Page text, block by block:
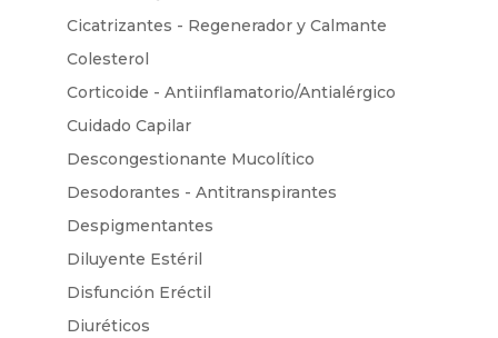
Cicatrizantes - Regenerador y Calmante
Colesterol
Corticoide - Antiinflamatorio/Antialérgico
Cuidado Capilar
Descongestionante Mucolítico
Desodorantes - Antitranspirantes
Despigmentantes
Diluyente Estéril
Disfunción Eréctil
Diuréticos